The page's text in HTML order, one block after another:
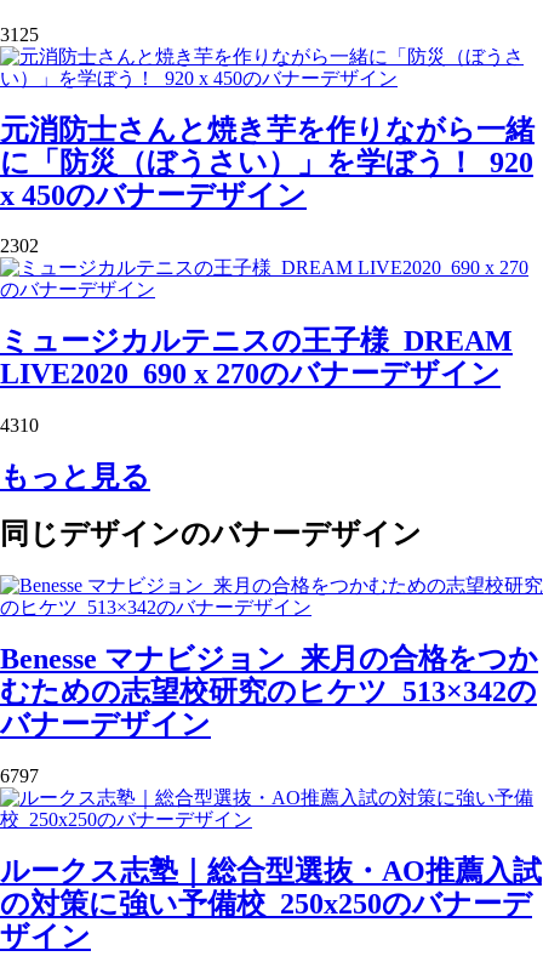
3125
元消防士さんと焼き芋を作りながら一緒
に「防災（ぼうさい）」を学ぼう！_920
x 450のバナーデザイン
2302
ミュージカルテニスの王子様_DREAM
LIVE2020_690 x 270のバナーデザイン
4310
もっと見る
同じデザインのバナーデザイン
Benesse マナビジョン_来月の合格をつか
むための志望校研究のヒケツ_513×342の
バナーデザイン
6797
ルークス志塾｜総合型選抜・AO推薦入試
の対策に強い予備校_250x250のバナーデ
ザイン